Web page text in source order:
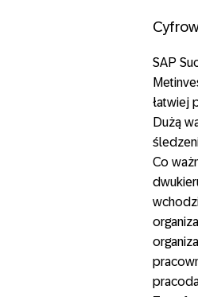
SAP
łatwiej
Dużą
Co